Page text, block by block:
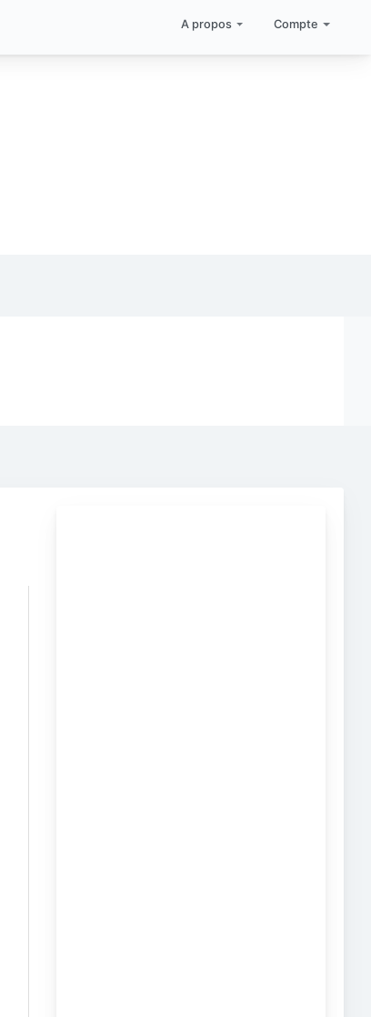
A propos Compte